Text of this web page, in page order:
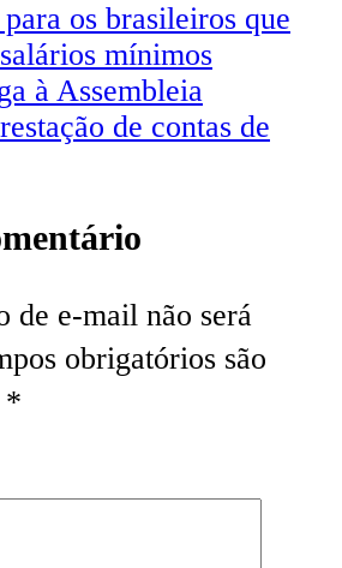
os brasileiros que
mínimos
à Assembleia
de contas de
de e-mail não será
obrigatórios são
*